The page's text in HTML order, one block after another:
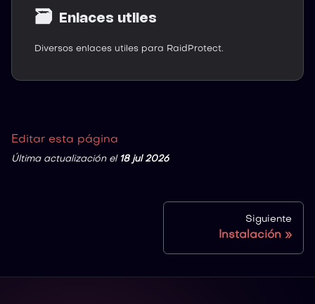
🗃 Enlaces utiles
Diversos enlaces utiles para RaidProtect.
Editar esta página
Última actualizaciónel 18 jul 2026
Siguiente
Instalación